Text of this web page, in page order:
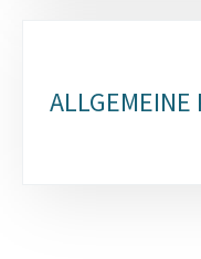
ALLGEMEINE